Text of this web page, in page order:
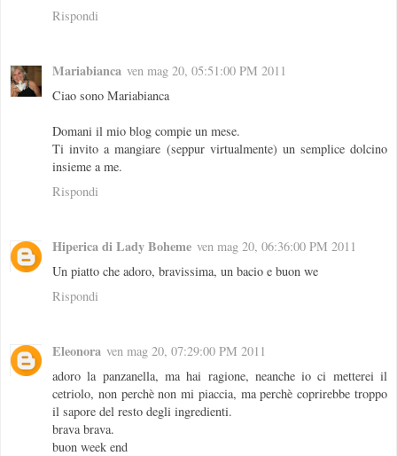
Rispondi
Mariabianca ven mag 20, 05:51:00 PM 2011
Ciao sono Mariabianca
Domani il mio blog compie un mese.
Ti invito a mangiare (seppur virtualmente) un semplice dolcino
insieme a me.
Rispondi
Hiperica di Lady Boheme ven mag 20, 06:36:00 PM 2011
Un piatto che adoro, bravissima, un bacio e buon we
Rispondi
Eleonora ven mag 20, 07:29:00 PM 2011
adoro la panzanella, ma hai ragione, neanche io ci metterei il
cetriolo, non perchè non mi piaccia, ma perchè coprirebbe troppo
il sapore del resto degli ingredienti.
brava brava.
buon week end